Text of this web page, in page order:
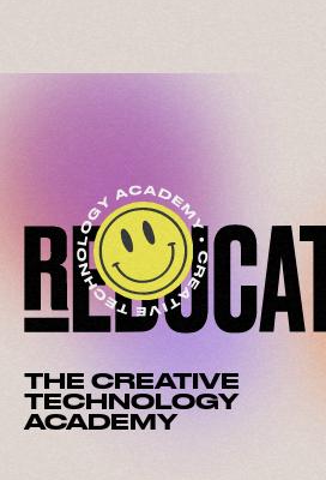
THE CREATIVE
TECHNOLOGY
ACADEMY